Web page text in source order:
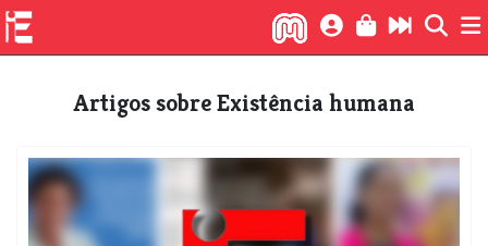
Artigos sobre Existência humana